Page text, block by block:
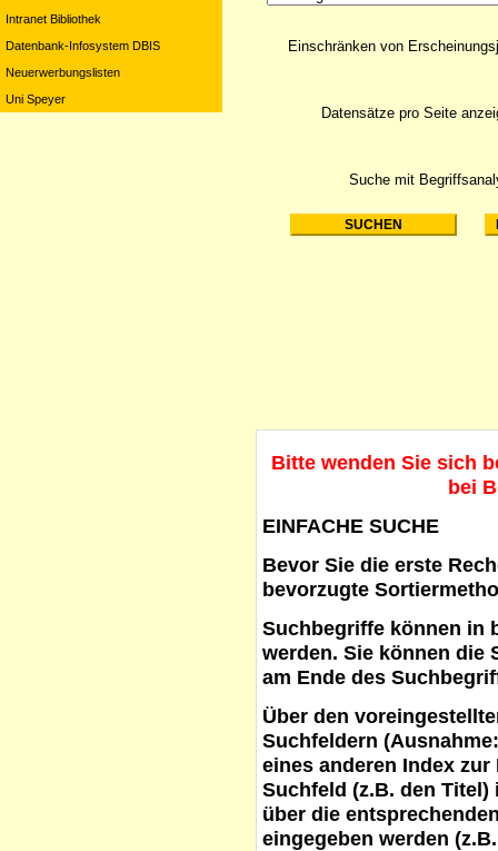
Intranet Bibliothek
Datenbank-Infosystem DBIS
Neuerwerbungslisten
Uni Speyer
Suche mit
Einschränken von
Datensätze pro Seite
Bitte wenden Sie sich
bei
EINFACHE SUCHE
Bevor Sie die erste
bevorzugte
Suchbegriffe können in
werden. Sie können die
am Ende des
Über den
Suchfeldern
eines anderen Index
Suchfeld (z.B. den
über die
eingegeben werden